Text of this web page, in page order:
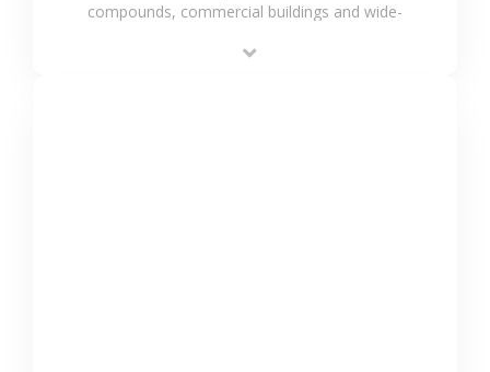
compounds, commercial buildings and wide-
monitoring and flexible coverage.